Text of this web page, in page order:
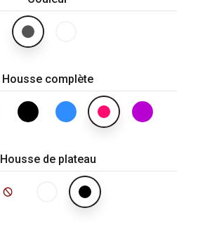
Housse complète
Housse de plateau